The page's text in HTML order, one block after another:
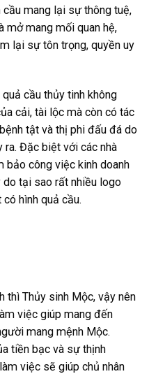
mang lại sự thông tuệ,
mở mang mối quan hệ,
lại sự tôn trọng, quyền uy
cầu thủy tinh không
cải, tài lộc mà còn có tác
tật và thị phi đấu đá do
ra. Đặc biệt với các nhà
bảo công việc kinh doanh
tại sao rất nhiều logo
hình quả cầu.
thì Thủy sinh Mộc, vậy nên
việc giúp mang đến
mang mệnh Mộc.
tiền bạc và sự thịnh
việc sẽ giúp chủ nhân